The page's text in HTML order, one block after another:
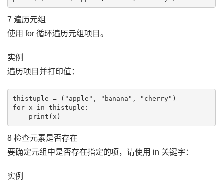
7 遍历元组
使用 for 循环遍历元组项目。
实例
遍历项目并打印值：
thistuple = ("apple", "banana", "cherry")
for x in thistuple:
8 检查元素是否存在
要确定元组中是否存在指定的项，请使用 in 关键字：
实例